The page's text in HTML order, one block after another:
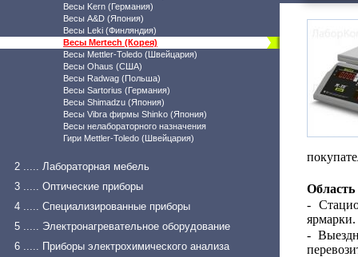
Весы Kern (Германия)
Весы A&D (Япония)
Весы Leki (Финляндия)
Весы Mertech (Корея)
Весы Mettler-Toledo (Швейцария)
Весы Ohaus (США)
Весы Radwag (Польша)
Весы Sartorius (Германия)
Весы Shimadzu (Япония)
Весы Vibra фирмы Shinko (Япония)
Весы нелабораторного назначения
Гири Mettler-Toledo (Швейцария)
2 ..... Лабораторная мебель
3 ..... Оптические приборы
4 ..... Специализированные приборы
5 ..... Электронагревательное оборудование
6 ..... Приборы электрохимического анализа
-
ярмарки.
-